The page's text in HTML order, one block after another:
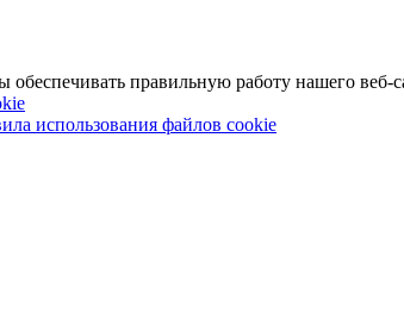
правильную работу нашего веб-
использования файлов cookie